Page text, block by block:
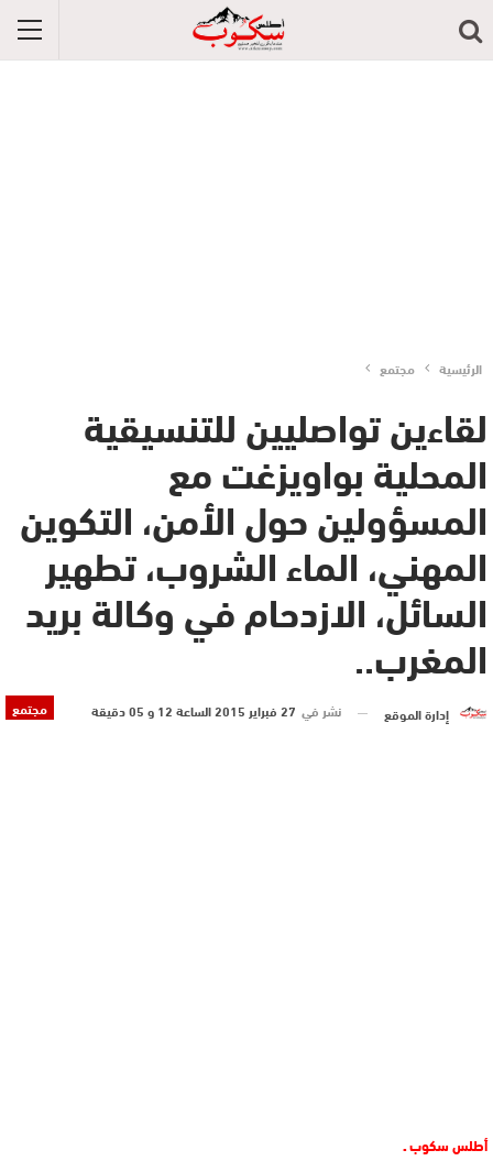
الرئيسية مجتمع
لقاءين تواصليين للتنسيقية
المحلية بواويزغت مع
المسؤولين حول الأمن، التكوين
المهني، الماء الشروب، تطهير
السائل، الازدحام في وكالة بريد
المغرب..
مجتمع إدارة الموقع نشر في 27 فبراير 2015 الساعة 12 و 05 دقيقة
أطلس سكوب ـ